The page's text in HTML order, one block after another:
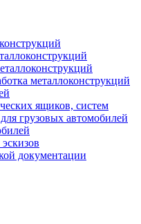
металлоконструкций
ящиков, систем
грузовых автомобилей
документации